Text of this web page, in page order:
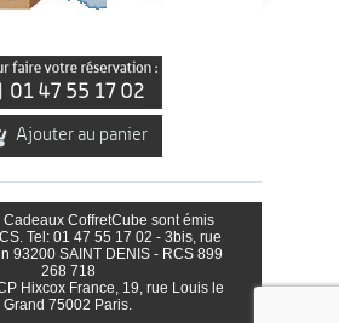
Ajouter au panier
Cadeaux CoffretCube sont émis
Tel: 01 47 55 17 02 - 3bis, rue
93200 SAINT DENIS - RCS 899
268 718
Hixcox France, 19, rue Louis le
Grand 75002 Paris.